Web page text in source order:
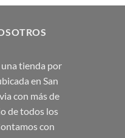
actual
₡17,995.00.
tienda por
en San
con más de
de todos los
con